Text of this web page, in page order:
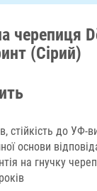
ДОСТАВКА
черепиця
(Сірий)
стійкість до УФ-
основи
на гнучку